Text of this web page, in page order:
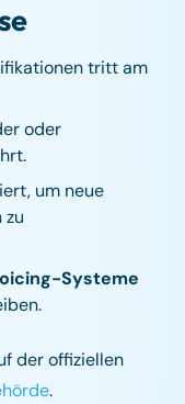
tritt am
oder
um neue
Systeme
der offiziellen
.